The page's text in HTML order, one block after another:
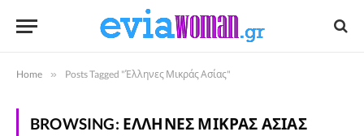
Home » Posts Tagged "Έλληνες Μικράς Ασίας"
BROWSING: ΈΛΛΗΝΕΣ ΜΙΚΡΆΣ ΑΣΊΑΣ